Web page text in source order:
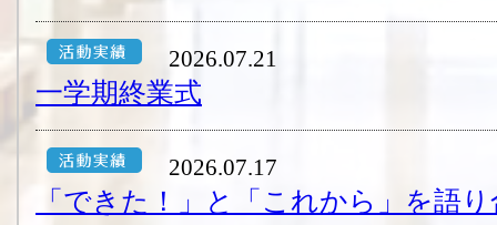
2026.07.21
一学期終業式
2026.07.17
「できた！」と「これから」を語